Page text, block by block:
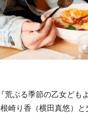
ぶる季節の乙女ども
崎り香（横田真悠）